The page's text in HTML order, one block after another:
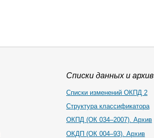
Списки данных и архив
Списки изменений ОКПД 2
Структура классификатора
ОКПД (ОК 034–2007). Архив
ОКДП (ОК 004–93). Архив